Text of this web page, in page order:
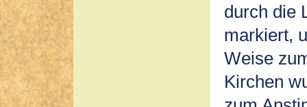
durch die
markiert,
Weise
Kirchen